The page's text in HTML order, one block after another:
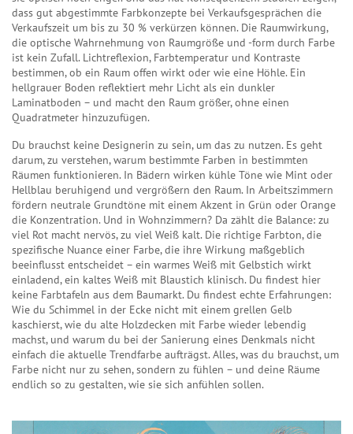
dass gut abgestimmte Farbkonzepte bei Verkaufsgesprächen die
Verkaufszeit um bis zu 30 % verkürzen können. Die Raumwirkung,
die optische Wahrnehmung von Raumgröße und -form durch Farbe
ist kein Zufall. Lichtreflexion, Farbtemperatur und Kontraste
bestimmen, ob ein Raum offen wirkt oder wie eine Höhle. Ein
hellgrauer Boden reflektiert mehr Licht als ein dunkler
Laminatboden – und macht den Raum größer, ohne einen
Quadratmeter hinzuzufügen.
Du brauchst keine Designerin zu sein, um das zu nutzen. Es geht
darum, zu verstehen, warum bestimmte Farben in bestimmten
Räumen funktionieren. In Bädern wirken kühle Töne wie Mint oder
Hellblau beruhigend und vergrößern den Raum. In Arbeitszimmern
fördern neutrale Grundtöne mit einem Akzent in Grün oder Orange
die Konzentration. Und in Wohnzimmern? Da zählt die Balance: zu
viel Rot macht nervös, zu viel Weiß kalt. Die richtige Farbton,die
spezifische Nuance einer Farbe, die ihre Wirkung maßgeblich
beeinflusst entscheidet – ein warmes Weiß mit Gelbstich wirkt
einladend, ein kaltes Weiß mit Blaustich klinisch. Du findest hier
keine Farbtafeln aus dem Baumarkt. Du findest echte Erfahrungen:
Wie du Schimmel in der Ecke nicht mit einem grellen Gelb
kaschierst, wie du alte Holzdecken mit Farbe wieder lebendig
machst, und warum du bei der Sanierung eines Denkmals nicht
einfach die aktuelle Trendfarbe aufträgst. Alles, was du brauchst, um
Farbe nicht nur zu sehen, sondern zu fühlen – und deine Räume
endlich so zu gestalten, wie sie sich anfühlen sollen.